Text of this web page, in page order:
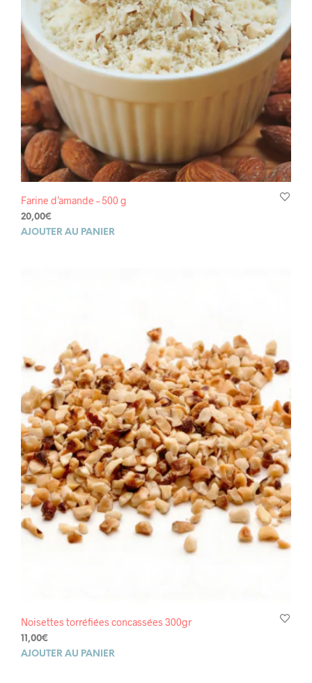
Farine d’amande – 500 g
20,00€
AJOUTER AU PANIER
Noisettes torréfiées concassées 300gr
11,00€
AJOUTER AU PANIER